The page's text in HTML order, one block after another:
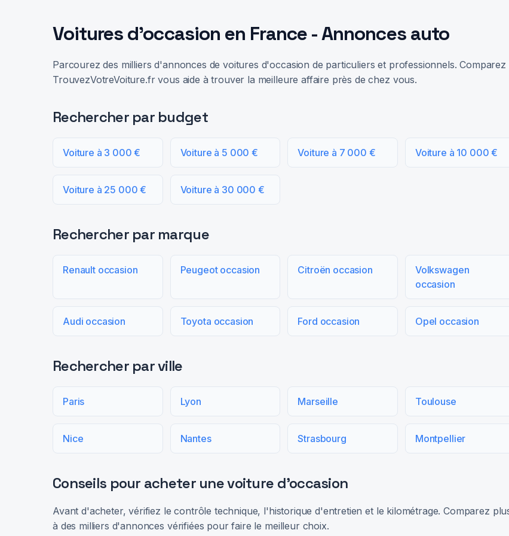
Voitures d'occasion en France - Annonces auto
Parcourez des milliers d'annonces de voitures d'occasion de particuliers et professionnels.
TrouvezVotreVoiture.fr vous aide à trouver la meilleure affaire près de chez vous.
Rechercher par budget
Voiture à 3 000 € Voiture à 5 000 € Voiture à 7 000 € Voiture à 10 000 €
Voiture à 25 000 € Voiture à 30 000 €
Rechercher par marque
Renault occasion Peugeot occasion Citroën occasion
Volkswagen
occasion
Audi occasion Toyota occasion Ford occasion Opel occasion
Rechercher par ville
Paris Lyon Marseille Toulouse
Nice Nantes Strasbourg Montpellier
Conseils pour acheter une voiture d'occasion
Avant d'acheter, vérifiez le contrôle technique, l'historique d'entretien et le kilométrage. Comparez
à des milliers d'annonces vérifiées pour faire le meilleur choix.